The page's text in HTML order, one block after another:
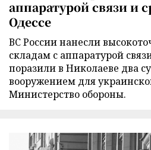
аппаратурой связи и
Одессе
ВС России нанесли
складам с аппаратурой
поразили в Николаеве два
вооружением для
Министерство обороны.